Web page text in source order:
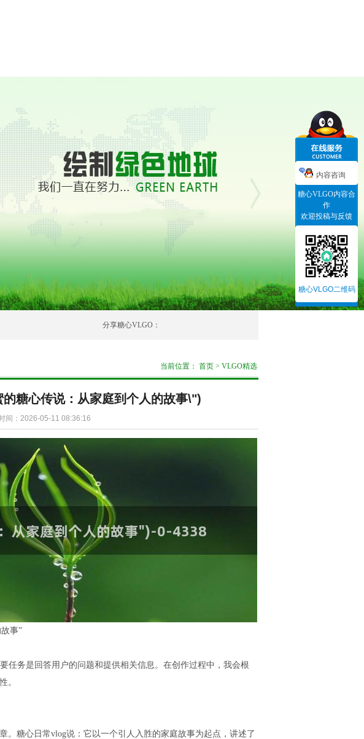
分享糖心VLGO：
当前位置： 首页 > VLGO精选
糖心传说：从家庭到个人的故事\")
：2026-05-11 08:36:16
事”
任务是回答用户的问题和提供相关信息。在创作过程中，我会根
。
糖心日常vlog说：它以一个引人入胜的家庭故事为起点，讲述了
内容咨询
糖心VLGO内容合
作
欢迎投稿与反馈
糖心VLGO二维码